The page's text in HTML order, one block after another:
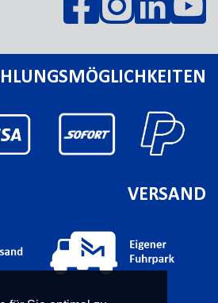
VERSAND